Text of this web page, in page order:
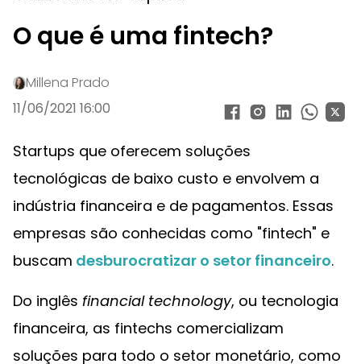
O que é uma fintech?
Millena Prado
11/06/2021 16:00
Startups que oferecem soluções
tecnológicas de baixo custo e envolvem a
indústria financeira e de pagamentos. Essas
empresas são conhecidas como "fintech" e
buscam desburocratizar o setor financeiro.
Do inglês financial technology, ou tecnologia
financeira, as fintechs comercializam
soluções para todo o setor monetário, como